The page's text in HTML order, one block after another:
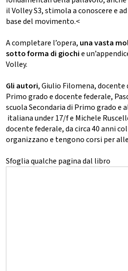
il Volley S3, stimola a conoscere e
base del movimento.<
A completare l’opera, una vasta
sotto forma di giochie
Volley.
Gli autori, Giulio Filomena, docente
Primo grado e docente federale,
scuola Secondaria di Primo grado e
italiana under 17/f e Michele
docente federale, da circa 40 anni
organizzano e tengono corsi per
Sfoglia qualche pagina dal libro